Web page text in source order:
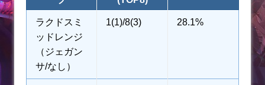
ラクドスミ
ッドレンジ
（ジェガン
サ/なし）
1(1)/8(3) 28.1%